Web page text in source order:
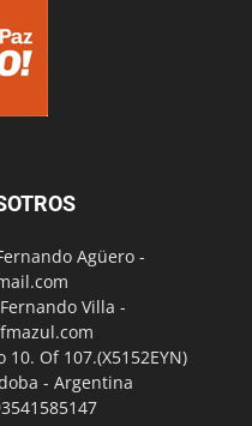
Agüero -
Villa -
Of 107.(X5152EYN)
- Argentina